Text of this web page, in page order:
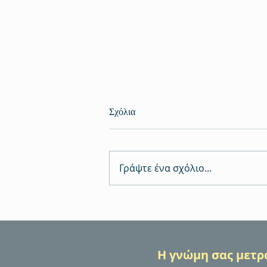
Σχόλια
Γράψτε ένα σχόλιο...
Η γνώμη σας